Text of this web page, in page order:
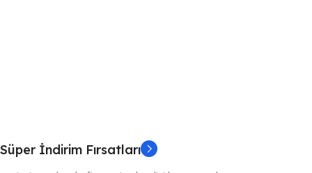
Süper İndirim Fırsatları